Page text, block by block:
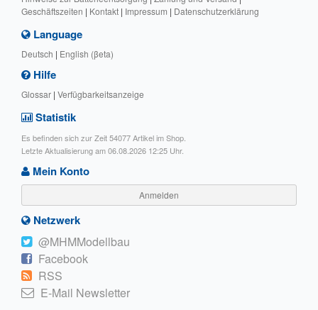
Geschäftszeiten | Kontakt | Impressum | Datenschutzerklärung
Language
Deutsch | English (βeta)
Hilfe
Glossar | Verfügbarkeitsanzeige
Statistik
Es befinden sich zur Zeit 54077 Artikel im Shop.
Letzte Aktualisierung am 06.08.2026 12:25 Uhr.
Mein Konto
Anmelden
Netzwerk
@MHMModellbau
Facebook
RSS
E-Mail Newsletter